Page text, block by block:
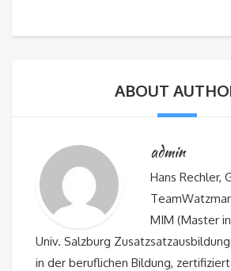
ABOUT
admin
Hans Rechler,
MIM (Master
Univ. Salzburg
in der beruflichen Bildung,